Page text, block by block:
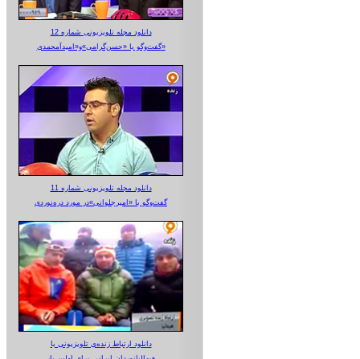
دانلود مجله تلویزیونی شماره 12
گفت‌وگو با «حسن‌گرامی»و«امیدآمحمدی»
دانلود مجله تلویزیونی شماره 11
گفت‌وگو با «امیرجلوانی»در مورد دره‌نوردی
دانلود ارتباط زنده‌ی تلویزیونی‌ با